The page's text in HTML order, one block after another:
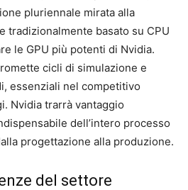
pluriennale mirata alla
tradizionalmente basato su CPU
le GPU più potenti di Nvidia.
cicli di simulazione e
essenziali nel competitivo
Nvidia trarrà vantaggio
dell’intero processo
progettazione alla produzione.
del settore